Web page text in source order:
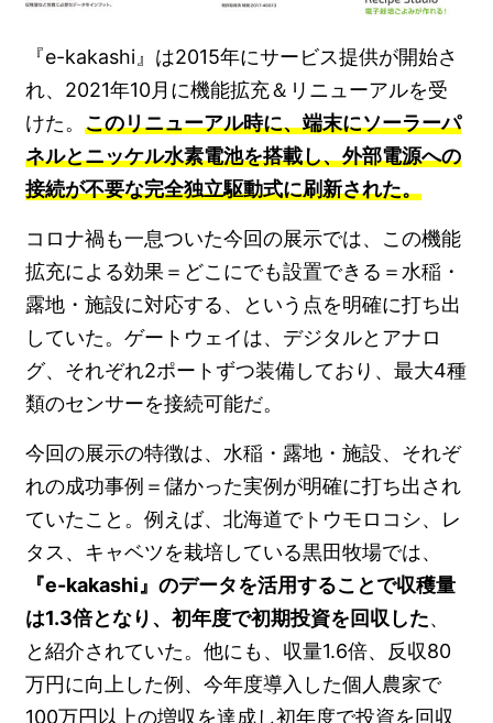
『e-kakashi』は2015年にサービス提供が開始さ
れ、2021年10月に機能拡充＆リニューアルを受
けた。このリニューアル時に、端末にソーラーパ
ネルとニッケル水素電池を搭載し、外部電源への
接続が不要な完全独立駆動式に刷新された。
コロナ禍も一息ついた今回の展示では、この機能
拡充による効果＝どこにでも設置できる＝水稲・
露地・施設に対応する、という点を明確に打ち出
していた。ゲートウェイは、デジタルとアナロ
グ、それぞれ2ポートずつ装備しており、最大4種
類のセンサーを接続可能だ。
今回の展示の特徴は、水稲・露地・施設、それぞ
れの成功事例＝儲かった実例が明確に打ち出され
ていたこと。例えば、北海道でトウモロコシ、レ
タス、キャベツを栽培している黒田牧場では、
『e-kakashi』のデータを活用することで収穫量
は1.3倍となり、初年度で初期投資を回収した、
と紹介されていた。他にも、収量1.6倍、反収80
万円に向上した例、今年度導入した個人農家で
100万円以上の増収を達成し初年度で投資を回収